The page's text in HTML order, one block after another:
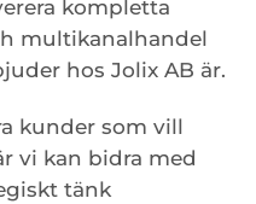
kompletta
multikanalhandel
hos Jolix AB är.
kunder som vill
vi kan bidra med
tänk